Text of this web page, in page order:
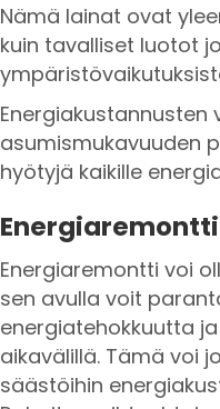
Nämä lainat ovat
kuin tavalliset luotot
Energiakustannusten
asumismukavuuden
hyötyjä kaikille
Energiaremontti voi
sen avulla voit
energiatehokkuutta
aikavälillä. Tämä voi
säästöihin